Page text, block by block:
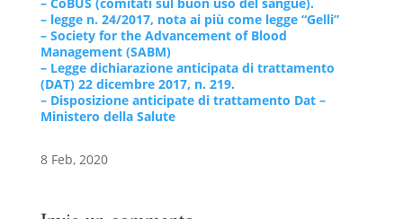
– CoBUS (comitati sul buon uso del sangue).
– legge n. 24/2017, nota ai più come legge “Gelli”
– Society for the Advancement of Blood
Management (SABM)
– Legge dichiarazione anticipata di trattamento
(DAT) 22 dicembre 2017, n. 219.
– Disposizione anticipate di trattamento Dat –
Ministero della Salute
8 Feb, 2020